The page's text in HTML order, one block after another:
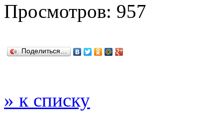
Просмотров: 957
Поделиться…
» к списку